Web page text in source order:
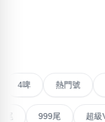
無0 無2無3無4熱門號
超級VIP號